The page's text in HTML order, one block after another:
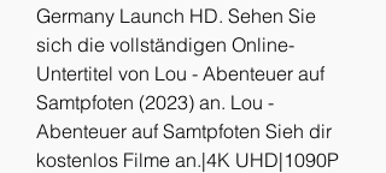
Germany Launch HD. Sehen Sie
sich die vollständigen Online-
Untertitel von Lou - Abenteuer auf
Samtpfoten (2023) an. Lou -
Abenteuer auf Samtpfoten Sieh dir
kostenlos Filme an.|4K UHD|1090P